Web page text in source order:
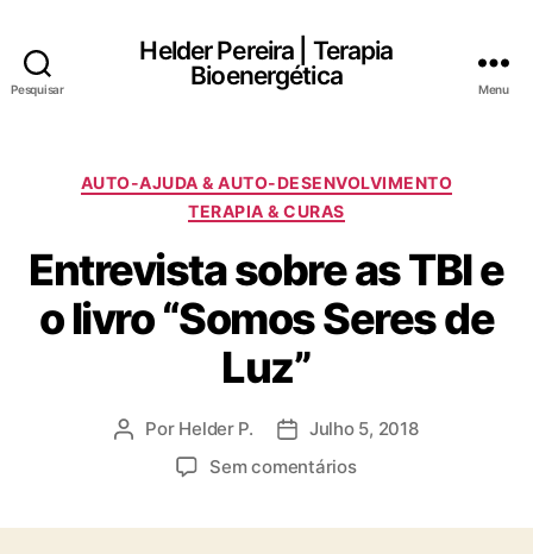
Pesquisar
Helder Pereira | Terapia
Bioenergética
Menu
Categorias
AUTO-AJUDA & AUTO-DESENVOLVIMENTO
TERAPIA & CURAS
Entrevista sobre as TBI e
o livro “Somos Seres de
Luz”
Autor
Por Helder P.
DataJulho 5, 2018
Sem comentáriosem